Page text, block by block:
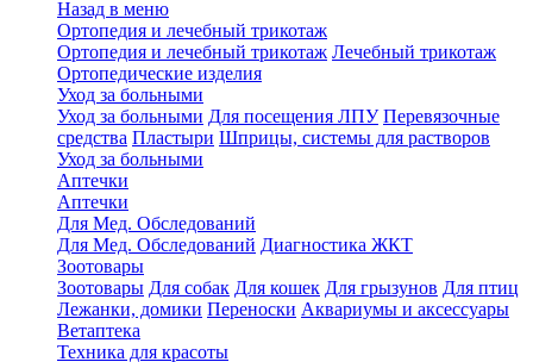
Назад в меню
Ортопедия и лечебный трикотаж
Ортопедия и лечебный трикотаж Лечебный трикотаж
Ортопедические изделия
Уход за больными
Уход за больными Для посещения ЛПУ Перевязочные
средства Пластыри Шприцы, системы для растворов
Уход за больными
Аптечки
Аптечки
Для Мед. Обследований
Для Мед. Обследований Диагностика ЖКТ
Зоотовары
Зоотовары Для собак Для кошек Для грызунов Для птиц
Лежанки, домики Переноски Аквариумы и аксессуары
Ветаптека
Техника для красоты